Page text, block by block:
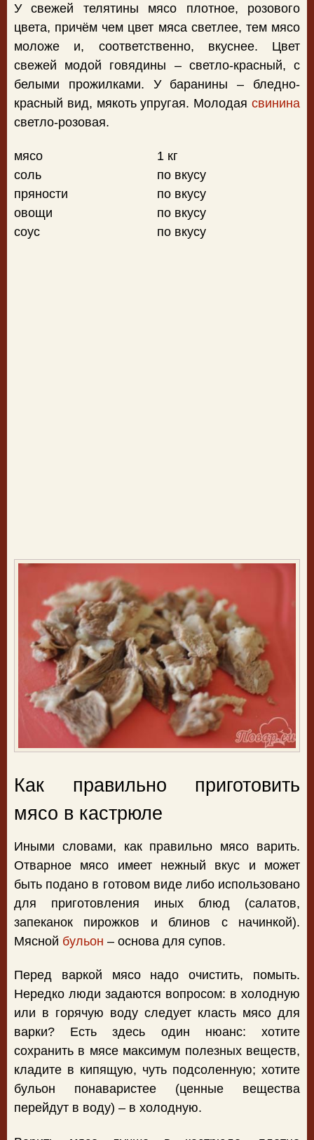
У свежей телятины мясо плотное, розового
цвета, причём чем цвет мяса светлее, тем мясо
моложе и, соответственно, вкуснее. Цвет
свежей модой говядины – светло-красный, с
белыми прожилками. У баранины – бледно-
красный вид, мякоть упругая. Молодая свинина
светло-розовая.
мясо
1 кг
соль
по вкусу
пряности
по вкусу
овощи
по вкусу
соус
по вкусу
Как правильно приготовить
мясо в кастрюле
Иными словами, как правильно мясо варить.
Отварное мясо имеет нежный вкус и может
быть подано в готовом виде либо использовано
для приготовления иных блюд (салатов,
запеканок пирожков и блинов с начинкой).
Мясной бульон – основа для супов.
Перед варкой мясо надо очистить, помыть.
Нередко люди задаются вопросом: в холодную
или в горячую воду следует класть мясо для
варки? Есть здесь один нюанс: хотите
сохранить в мясе максимум полезных веществ,
кладите в кипящую, чуть подсоленную; хотите
бульон понаваристее (ценные вещества
перейдут в воду) – в холодную.